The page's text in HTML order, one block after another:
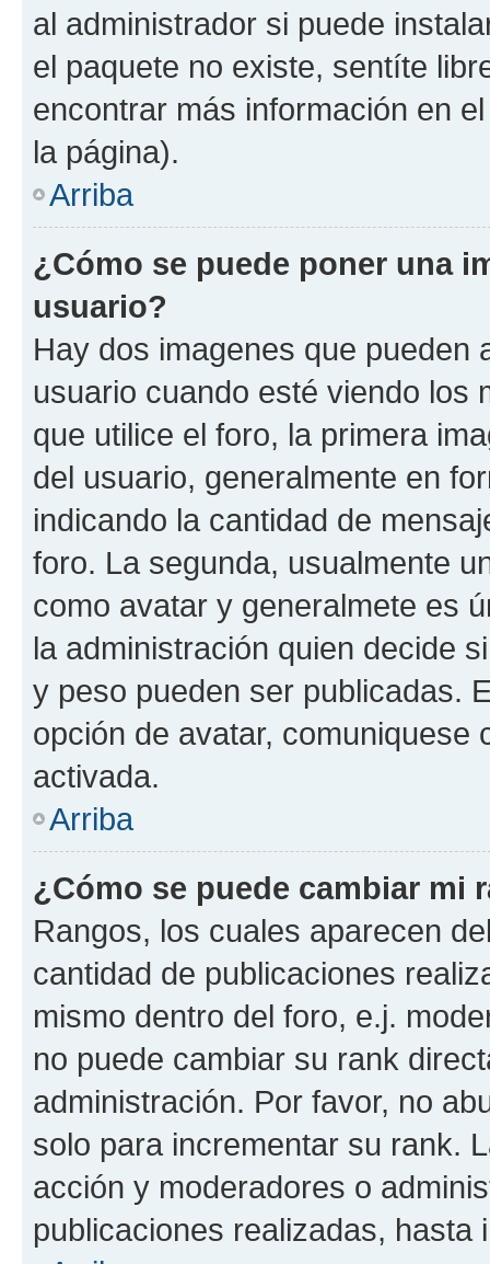
al administrador si puede
el paquete no existe, sentíte
encontrar más información en
la página).
Arriba
¿Cómo se puede poner una
usuario?
Hay dos imagenes que pueden
usuario cuando esté viendo los
que utilice el foro, la primera
del usuario, generalmente en
indicando la cantidad de
foro. La segunda, usualmente
como avatar y generalmete es
la administración quien decide
y peso pueden ser publicadas.
opción de avatar, comuniquese
activada.
Arriba
¿Cómo se puede cambiar mi
Rangos, los cuales aparecen
cantidad de publicaciones
mismo dentro del foro, e.j.
no puede cambiar su rank
administración. Por favor, no
solo para incrementar su rank.
acción y moderadores o
publicaciones realizadas, hasta